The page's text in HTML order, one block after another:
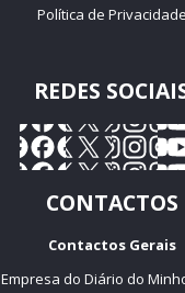
Política de Privacidade
REDES
CONTACTOS
Contactos Gerais
Empresa do Diário do